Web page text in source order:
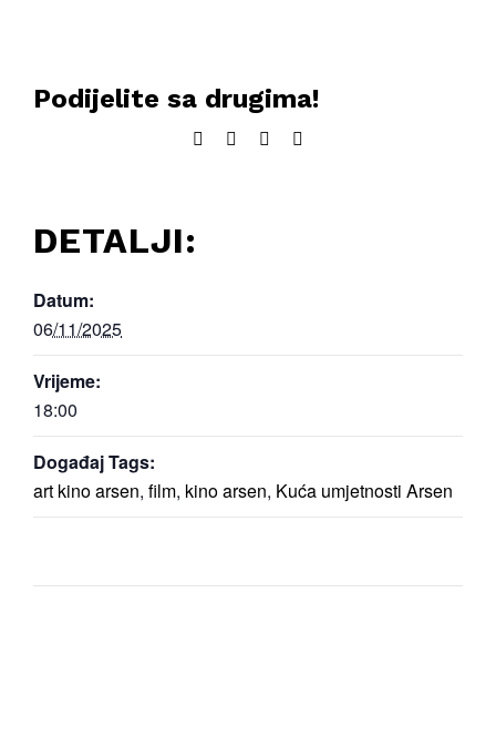
Podijelite sa drugima!
Facebook
TwitterLinkedIn
DETALJI:
Datum:
06/11/2025
Vrijeme:
18:00
Događaj Tags:
art kino arsen, film, kino arsen, Kuća umjetnosti Arsen